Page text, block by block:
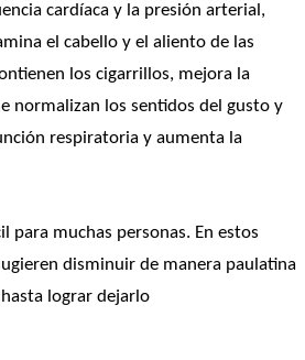
cardíaca y la presión arterial,
el cabello y el aliento de las
los cigarrillos, mejora la
normalizan los sentidos del gusto y
respiratoria y aumenta la
para muchas personas. En estos
disminuir de manera paulatina
lograr dejarlo